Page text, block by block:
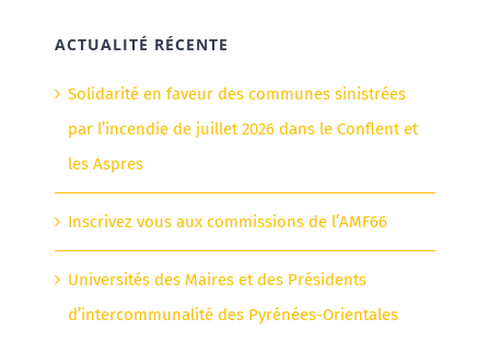
ACTUALITÉ RÉCENTE
Solidarité en faveur des communes sinistrées
par l’incendie de juillet 2026 dans le Conflent et
les Aspres
Inscrivez vous aux commissions de l’AMF66
Universités des Maires et des Présidents
d’intercommunalité des Pyrénées-Orientales